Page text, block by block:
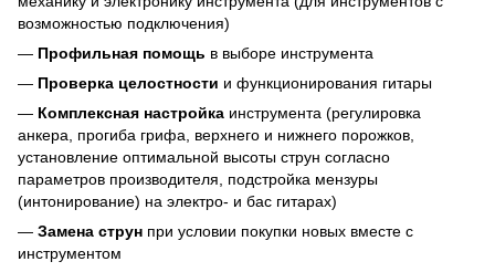
возможностью подключения)
— Профильная помощь в выборе инструмента
— Проверка целостности и функционирования гитары
— Комплексная настройка инструмента (регулировка
анкера, прогиба грифа, верхнего и нижнего порожков,
установление оптимальной высоты струн согласно
параметров производителя, подстройка мензуры
(интонирование) на электро- и бас гитарах)
— Замена струн при условии покупки новых вместе с
инструментом